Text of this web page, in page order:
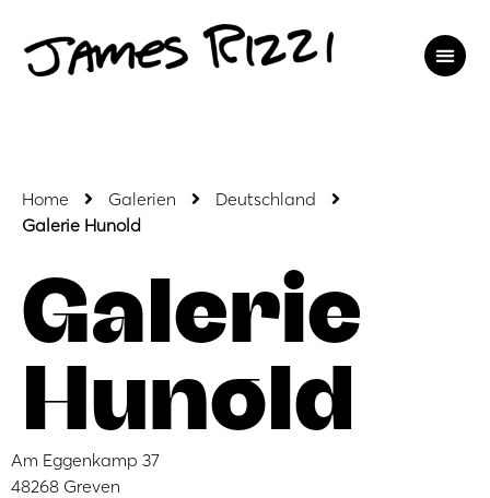
Home Galerien
Deutschland
Galerie Hunold
Galerie
Hunold
Am Eggenkamp 37
48268 Greven